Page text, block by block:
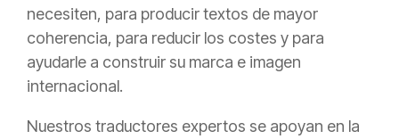
necesiten, para producir textos de mayor
coherencia, para reducir los costes y para
ayudarle a construir su marca e imagen
internacional.
Nuestros traductores expertos se apoyan en la